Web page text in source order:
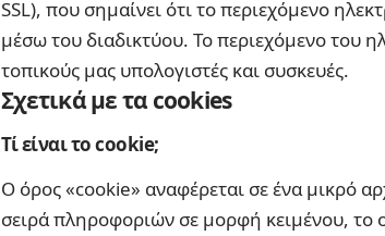
SSL), που σημαίνει ότι το περιεχόμενο
μέσω του διαδικτύου. Το περιεχόμενο του
τοπικούς μας υπολογιστές και συσκευές.
Σχετικά με τα cookies
Τί είναι το cookie;
Ο όρος «cookie» αναφέρεται σε ένα μικρό
σειρά πληροφοριών σε μορφή κειμένου,